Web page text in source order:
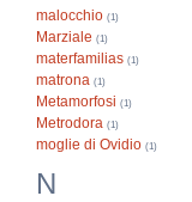
malocchio (1)
Marziale (1)
materfamilias (1)
matrona (1)
Metamorfosi (1)
Metrodora (1)
moglie di Ovidio (1)
N